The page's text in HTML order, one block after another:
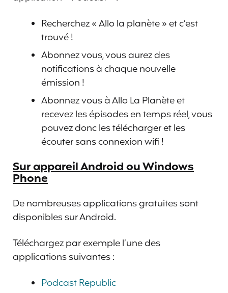
Recherchez « Allo la planète » et c’est
trouvé !
Abonnez vous, vous aurez des
notifications à chaque nouvelle
émission !
Abonnez vous à Allo La Planète et
recevez les épisodes en temps réel, vous
pouvez donc les télécharger et les
écouter sans connexion wifi !
Sur appareil Android ou Windows
Phone
De nombreuses applications gratuites sont
disponibles sur Android.
Téléchargez par exemple l’une des
applications suivantes :
Podcast Republic